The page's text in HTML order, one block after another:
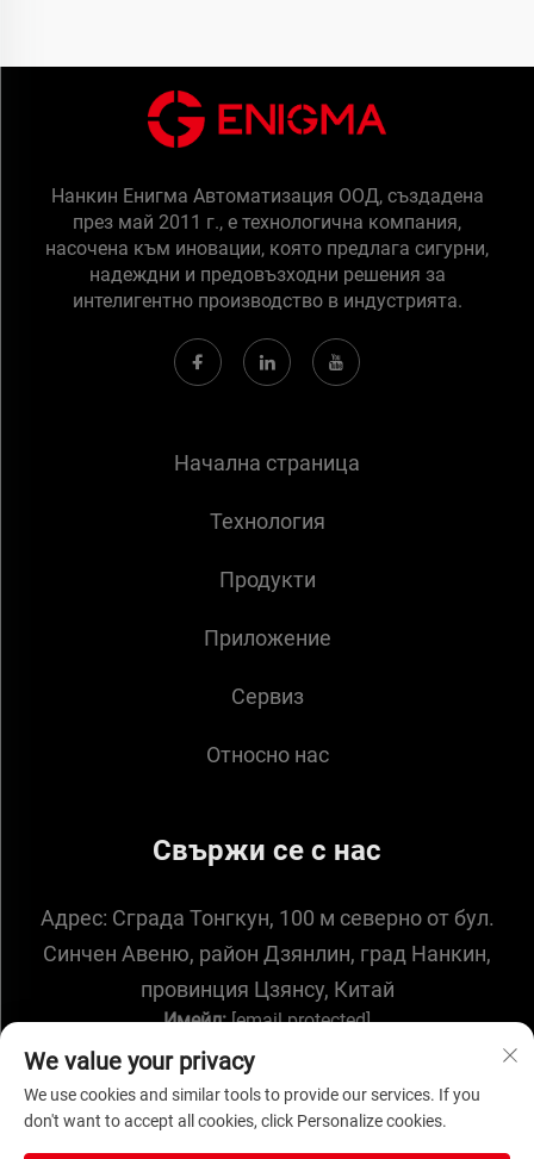
Нанкин Енигма Автоматизация ООД, създадена
през май 2011 г., е технологична компания,
насочена към иновации, която предлага сигурни,
надеждни и предовъзходни решения за
интелигентно производство в индустрията.
Начална страница
Технология
Продукти
Приложение
Сервиз
Относно нас
Свържи се с нас
Адрес: Сграда Тонгкун, 100 м северно от бул.
Синчен Авеню, район Дзянлин, град Нанкин,
провинция Цзянсу, Китай
Имейл: [email protected]
We value your privacy
We use cookies and similar tools to provide our services. If you
don't want to accept all cookies, click Personalize cookies.